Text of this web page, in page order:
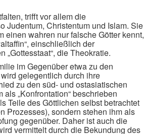
trifft vor allem die
Judentum, Christentum und Islam. Sie
einen wahren nur falsche Götter kennt,
einschließlich der
„Gottesstaat“, die Theokratie.
im Gegenüber etwa zu den
gelegentlich durch ihre
zu den süd- und ostasiatischen
„Konfrontation“ beschrieben
Teile des Göttlichen selbst betrachtet
Prozesses), sondern stehen ihm als
gegenüber. Daher ist auch die
vermittelt durch die Bekundung des